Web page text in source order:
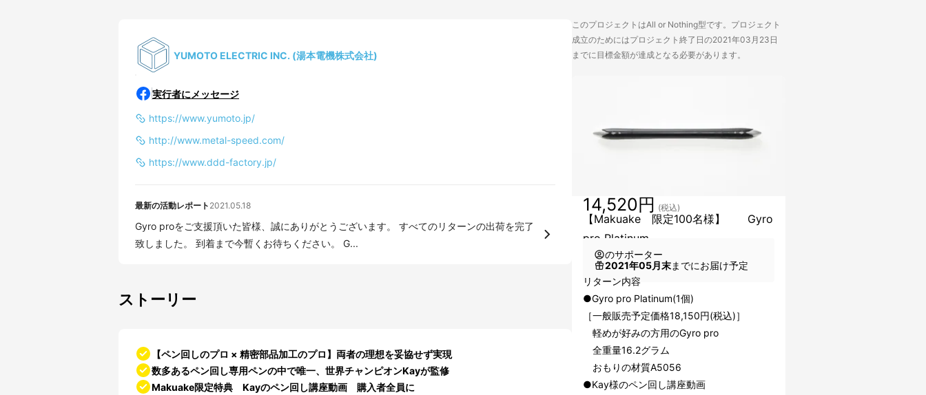
YUMOTO ELECTRIC INC. (湯本電機株式会社)
実行者にメッセージ
https://www.yumoto.jp/
http://www.metal-speed.com/
https://www.ddd-factory.jp/
最新の活動レポート 2021.05.18
Gyro proをご支援頂いた皆様、誠にありがとうございます。 すべてのリターンの出荷を完了
致しました。 到着まで今暫くお待ちください。 G...
ストーリー
【ペン回しのプロ × 精密部品加工のプロ】両者の理想を妥協せず実現
数多あるペン回し専用ペンの中で唯一、世界チャンピオンKayが監修
Makuake限定特典 Kayのペン回し講座動画 購入者全員に
このプロジェクトはAll or Nothing型です。プロジェクト
成立のためにはプロジェクト終了日の2021年03月23日
までに目標金額が達成となる必要があります。
【Makuake 限定100名様】 Gyro
pro Platinum
14,520円 (税込)
のサポーター
2021年05月末までにお届け予定
リターン内容
●Gyro pro Platinum(1個)
［一般販売予定価格18,150円(税込)］
軽めが好みの方用のGyro pro
全重量16.2グラム
おもりの材質A5056
●Kay様のペン回し講座動画